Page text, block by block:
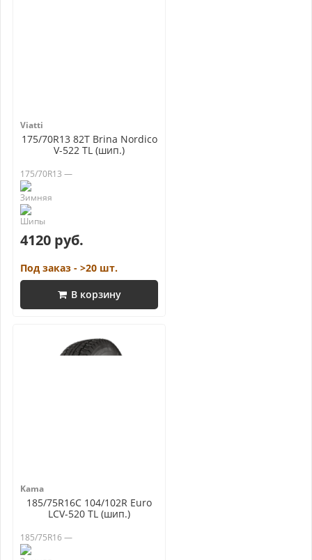
Viatti
175/70R13 82T Brina Nordico
V-522 TL (шип.)
175/70R13 —
4120 руб.
Под заказ - >20 шт.
В корзину
Kama
185/75R16C 104/102R Euro
LCV-520 TL (шип.)
185/75R16 —